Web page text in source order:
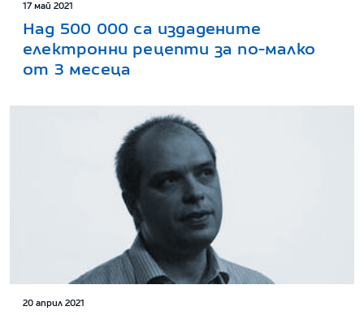
17 май 2021
Над 500 000 са издадените
електронни рецепти за по-малко
от 3 месеца
20 април 2021